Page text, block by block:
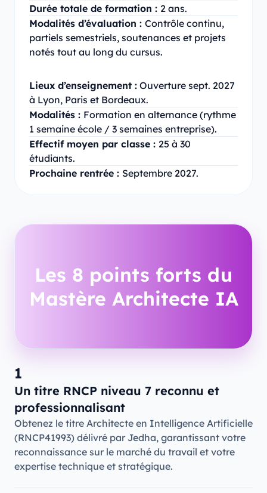
Durée totale de formation : 2 ans.
Modalités d’évaluation : Contrôle continu,
partiels semestriels, soutenances et projets
notés tout au long du cursus.
Lieux d’enseignement : Ouverture sept. 2027
à Lyon, Paris et Bordeaux.
Modalités : Formation en alternance (rythme
1 semaine école / 3 semaines entreprise).
Effectif moyen par classe : 25 à 30
étudiants.
Prochaine rentrée : Septembre 2027.
Les 8 points forts du
Mastère Architecte IA
1
Un titre RNCP niveau 7 reconnu et
professionnalisant
Obtenez le titre Architecte en Intelligence Artificielle
(RNCP41993) délivré par Jedha, garantissant votre
reconnaissance sur le marché du travail et votre
expertise technique et stratégique.